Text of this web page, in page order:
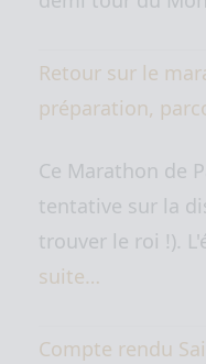
Retour sur le
préparation,
Ce Marathon de
tentative sur la
trouver le roi !).
suite…
Compte rendu